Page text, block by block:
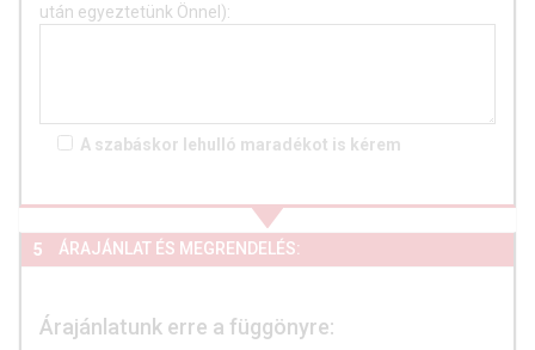
után egyeztetünk Önnel):
A szabáskor lehulló maradékot is kérem
5 ÁRAJÁNLAT ÉS MEGRENDELÉS:
Árajánlatunk erre a függönyre: